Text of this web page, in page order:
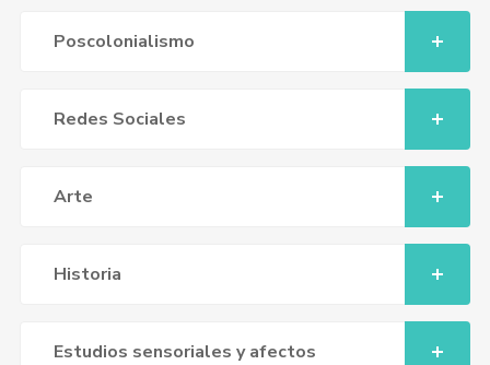
Poscolonialismo
Redes Sociales
Arte
Historia
Estudios sensoriales y afectos